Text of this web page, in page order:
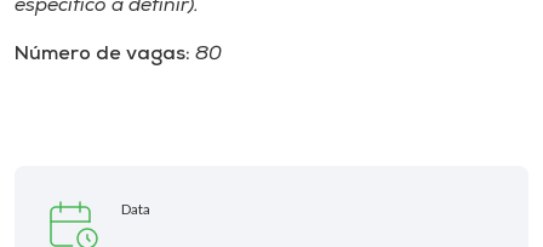
específico a definir).
Número de vagas: 80
Data